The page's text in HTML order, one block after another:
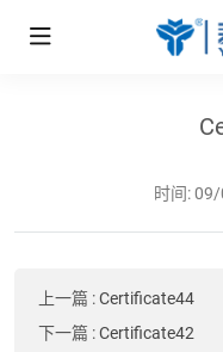
时间:09/
上一篇 :Certificate44
下一篇 :Certificate42